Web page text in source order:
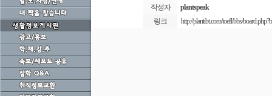
작성자
plantspeak
링크
http://plantibt.com/toefl/bbs/